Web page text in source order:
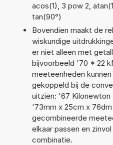
acos(1), 3 pow 2,
tan(90°)
Bovendien maakt de
wiskundige
er niet alleen met
bijvoorbeeld '70 * 22
meeteenheden
gekoppeld bij de
uitzien: '67
'73mm x 25cm x
gecombineerde
elkaar passen en
combinatie.